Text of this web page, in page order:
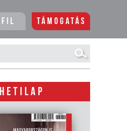
Támogatás